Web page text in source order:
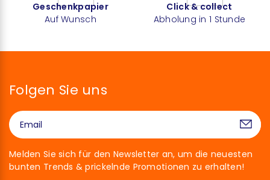
Geschenkpapier
Auf Wunsch
Click & collect
Abholung in 1 Stunde
Folgen Sie uns
Melden Sie sich für den Newsletter an, um die neuesten
bunten Trends & prickelnde Promotionen zu erhalten!